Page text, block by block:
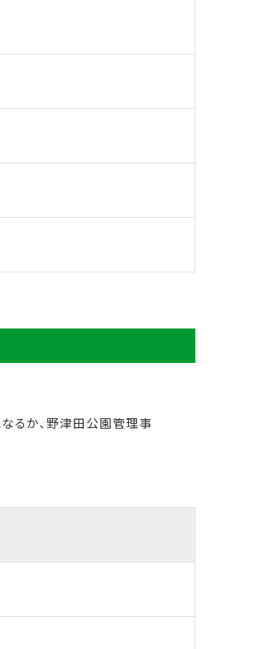
るか、野津田公園管理事